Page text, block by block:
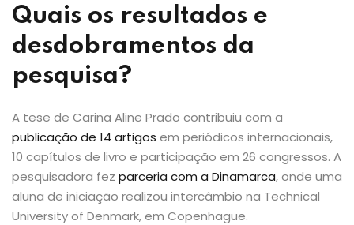
Quais os resultados e
desdobramentos da
pesquisa?
A tese de Carina Aline Prado contribuiu com a
publicação de 14 artigos em periódicos internacionais,
10 capítulos de livro e participação em 26 congressos. A
pesquisadora fez parceria com a Dinamarca, onde uma
aluna de iniciação realizou intercâmbio na Technical
University of Denmark, em Copenhague.